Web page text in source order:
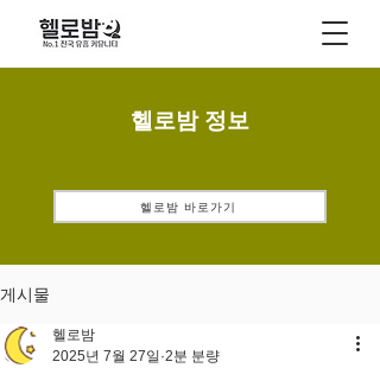
헬로밤 정보
헬로밤 바로가기
게시물
헬로밤
2025년 7월 27일 2분 분량